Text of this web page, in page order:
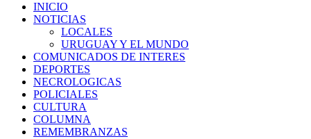
INICIO
NOTICIAS
LOCALES
URUGUAY Y EL MUNDO
COMUNICADOS DE INTERES
DEPORTES
NECROLOGICAS
POLICIALES
CULTURA
COLUMNA
REMEMBRANZAS